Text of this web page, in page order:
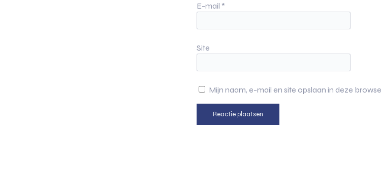
E-mail *
Site
Mijn naam, e-mail en site opslaan in deze